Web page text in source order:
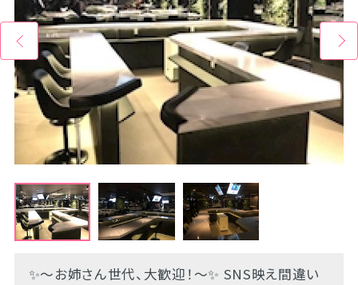
✨～お姉さん世代、大歓迎！～✨ SNS映え間違い